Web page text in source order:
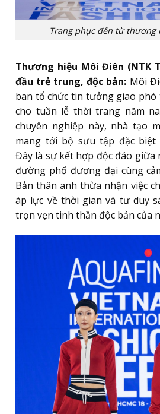
Trang phục đến từ thương
Thương hiệu Môi Điên (NTK
đầu trẻ trung, độc bản: Môi
ban tổ chức tin tưởng giao
cho tuần lễ thời trang năm
chuyên nghiệp này, nhà tạo
mang tới bộ sưu tập đặc biệt
Đây là sự kết hợp độc đáo
đường phố đương đại cùng
Bản thân anh thừa nhận việc
áp lực về thời gian và tư duy
trọn vẹn tinh thần độc bản của